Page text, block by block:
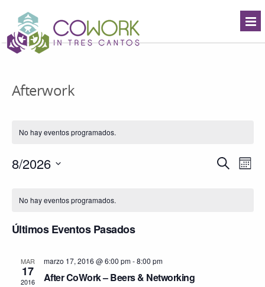
Afterwork
No hay eventos programados.
Buscar
de
Mes
8/2026
deNo hay eventos programados.
Últimos Eventos Pasados
MAR
17
2016
marzo 17, 2016 @ 6:00 pm-8:00 pm
After CoWork – Beers & Networking